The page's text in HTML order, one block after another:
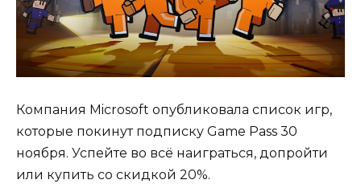
Компания Microsoft опубликовала список игр,
которые покинут подписку Game Pass 30
ноября. Успейте во всё наиграться, допройти
или купить со скидкой 20%.